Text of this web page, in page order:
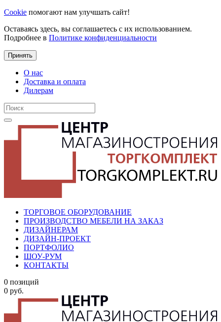
Cookie помогают нам улучшать сайт!
Оставаясь здесь, вы соглашаетесь с их использованием.
Подробнее в Политике конфиденциальности
Принять
О нас
Доставка и оплата
Дилерам
ТОРГОВОЕ ОБОРУДОВАНИЕ
ПРОИЗВОДСТВО МЕБЕЛИ НА ЗАКАЗ
ДИЗАЙНЕРАМ
ДИЗАЙН-ПРОЕКТ
ПОРТФОЛИО
ШОУ-РУМ
КОНТАКТЫ
0 позиций
0 руб.